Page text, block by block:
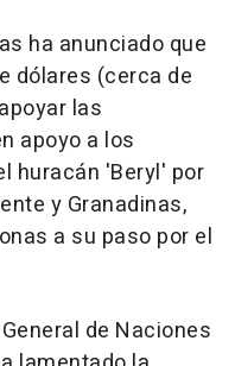
ha anunciado que
dólares (cerca de
las
apoyo a los
huracán 'Beryl' por
y Granadinas,
a su paso por el
de Naciones